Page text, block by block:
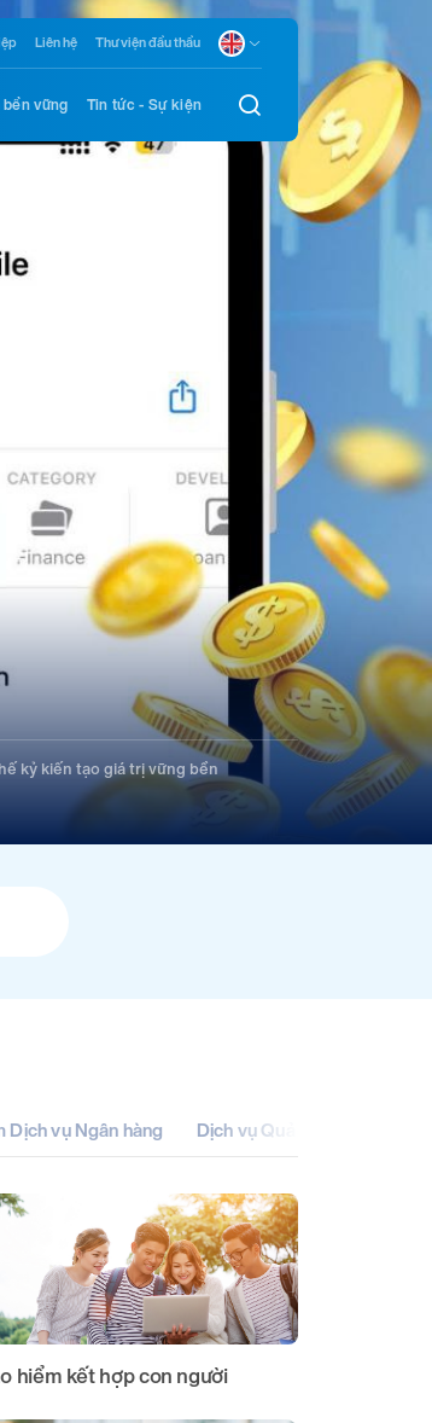
Liên hệ Thư viện đầu thầu
bền vững Tin tức - Sự kiện
kỷ kiến tạo giá trị vững bền
Dịch vụ Ngân hàng Dịch vụ Quản lý và Khai thác
hiểm kết hợp con người